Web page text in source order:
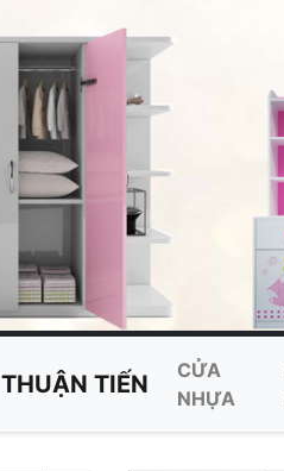
THUẬN TIẾN
CỬA
NHỰA